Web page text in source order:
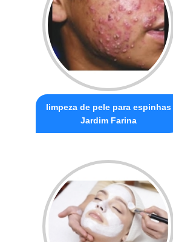
limpeza de pele para espinhas
Jardim Farina